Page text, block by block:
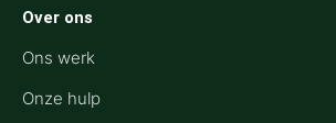
Over ons
Ons werk
Onze hulp